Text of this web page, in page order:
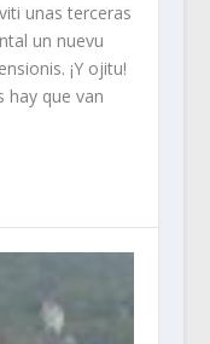
unas terceras
un nuevu
¡Y ojitu!
hay que van